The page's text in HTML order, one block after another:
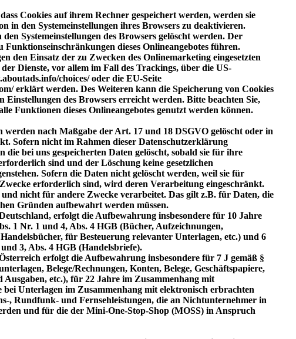
Cookies auf ihrem Rechner gespeichert werden, werden sie
in den Systemeinstellungen ihres Browsers zu deaktivieren.
Systemeinstellungen des Browsers gelöscht werden. Der
Funktionseinschränkungen dieses Onlineangebotes führen.
den Einsatz der zu Zwecken des Onlinemarketing eingesetzten
Dienste, vor allem im Fall des Trackings, über die US-
choices/ oder die EU-Seite
erklärt werden. Des Weiteren kann die Speicherung von Cookies
Einstellungen des Browsers erreicht werden. Bitte beachten Sie,
Funktionen dieses Onlineangebotes genutzt werden können.
werden nach Maßgabe der Art. 17 und 18 DSGVO gelöscht oder in
Sofern nicht im Rahmen dieser Datenschutzerklärung
die bei uns gespeicherten Daten gelöscht, sobald sie für ihre
sind und der Löschung keine gesetzlichen
Sofern die Daten nicht gelöscht werden, weil sie für
Zwecke erforderlich sind, wird deren Verarbeitung eingeschränkt.
nicht für andere Zwecke verarbeitet. Das gilt z.B. für Daten, die
Gründen aufbewahrt werden müssen.
erfolgt die Aufbewahrung insbesondere für 10 Jahre
1 Nr. 1 und 4, Abs. 4 HGB (Bücher, Aufzeichnungen,
für Besteuerung relevanter Unterlagen, etc.) und 6
3, Abs. 4 HGB (Handelsbriefe).
erfolgt die Aufbewahrung insbesondere für 7 J gemäß §
Belege/Rechnungen, Konten, Belege, Geschäftspapiere,
etc.), für 22 Jahre im Zusammenhang mit
Unterlagen im Zusammenhang mit elektronisch erbrachten
, Rundfunk- und Fernsehleistungen, die an Nichtunternehmer in
und für die der Mini-One-Stop-Shop (MOSS) in Anspruch